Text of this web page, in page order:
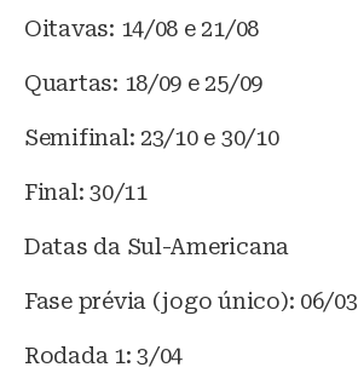
Oitavas: 14/08 e 21/08
Quartas: 18/09 e 25/09
Semifinal: 23/10 e 30/10
Final: 30/11
Datas da Sul-Americana
Fase prévia (jogo único): 06/03
Rodada 1: 3/04